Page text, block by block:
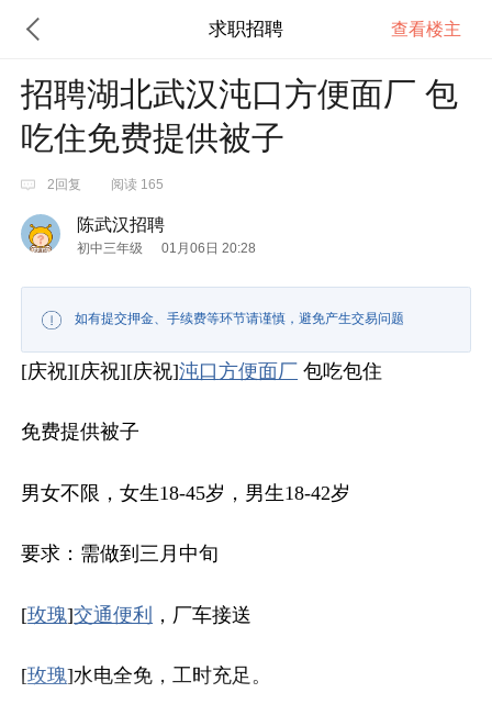
求职招聘 查看楼主
招聘湖北武汉沌口方便面厂 包
吃住免费提供被子
2回复 阅读 165
陈武汉招聘
初中三年级 01月06日 20:28
如有提交押金、手续费等环节请谨慎，避免产生交易问题
[庆祝][庆祝][庆祝]沌口方便面厂 包吃包住
免费提供被子
男女不限，女生18-45岁，男生18-42岁
要求：需做到三月中旬
[玫瑰]交通便利 ，厂车接送
[玫瑰]水电全免，工时充足。